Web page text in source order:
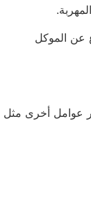
عن الموكل
عوامل أخرى مثل